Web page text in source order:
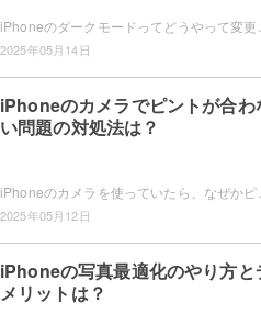
2025年05月14日
iPhoneのカメラでピントが合わ
い問題の対処法は？
2025年05月12日
iPhoneの写真最適化のやり方と
メリットは？